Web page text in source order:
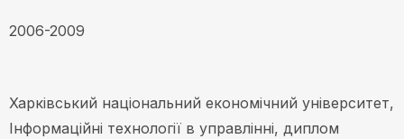
2006-2009
Харківський національний економічний університет,
Інформаційні технології в управлінні, диплом